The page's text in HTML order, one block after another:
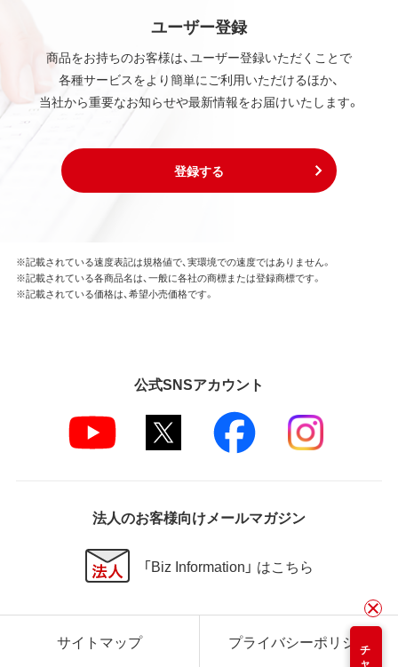
ユーザー登録
商品をお持ちのお客様は、ユーザー登録いただくことで
各種サービスをより簡単にご利用いただけるほか、
当社から重要なお知らせや最新情報をお届けいたします。
登録する
※記載されている速度表記は規格値で、実環境での速度ではありません。
※記載されている各商品名は、一般に各社の商標または登録商標です。
※記載されている価格は、希望小売価格です。
公式SNSアカウント
法人のお客様向けメールマガジン
「Biz Information」 はこちら
サイトマップ プライバシーポリシー